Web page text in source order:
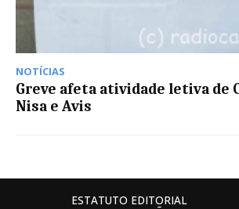
NOTÍCIAS
Greve afeta atividade letiva de
Nisa e Avis
ESTATUTO EDITORIAL